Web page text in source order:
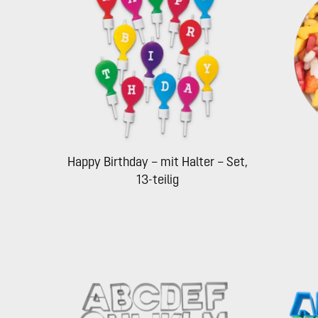
Happy Birthday – mit Halter – Set,
13-teilig